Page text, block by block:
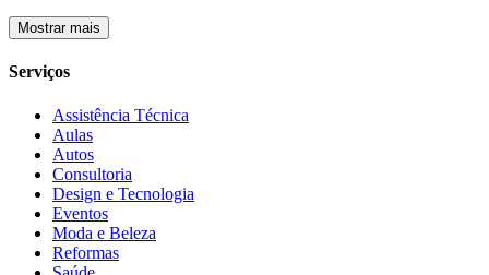
Mostrar mais
Serviços
Assistência Técnica
Aulas
Autos
Consultoria
Design e Tecnologia
Eventos
Moda e Beleza
Reformas